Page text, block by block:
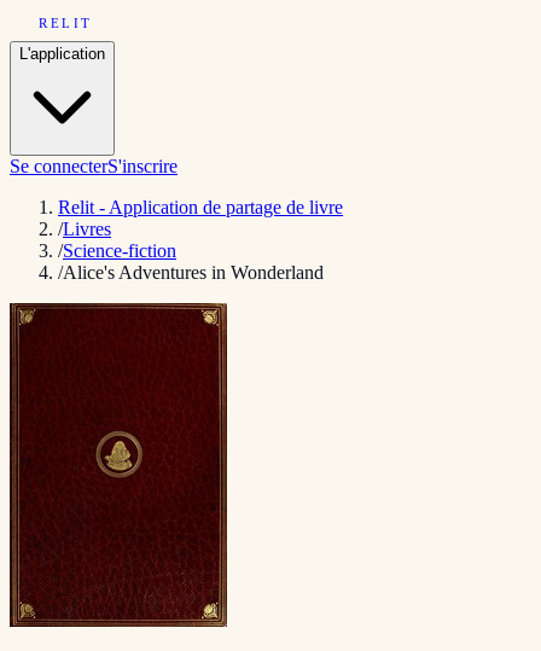
RELIT
L'application
Se connecterS'inscrire
Relit - Application de partage de livre
/Livres
/Science-fiction
/Alice's Adventures in Wonderland